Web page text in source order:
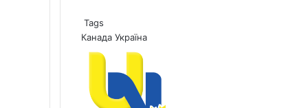
Tags
Канада Україна